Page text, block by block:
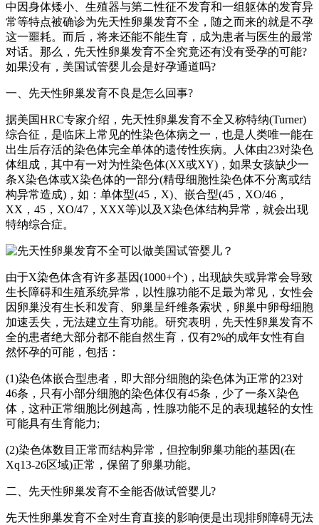
中因身体矮小、生殖器与第二性征不发育和一组躯体的发育异
常等特点被确诊为先天性卵巢发育不全，随之而来的就是不孕
这一噩耗。而后，将来还能不能生育，成为患者与医生的最常
对话。那么，先天性卵巢发育不全究竟还有没有受孕的可能?
如果没有，美国试管婴儿会是好孕通道吗?
一、先天性卵巢发育不良是怎么回事?
据美国HRC专家介绍，先天性卵巢发育不全又称特纳(Turner)
综合征，是临床上常见的性染色体病之一，也是人类唯一能在
出生后存活的染色体完全单体的遗传性疾病。人体由23对染色
体组成，其中有一对为性染色体(XX或XY)，如果女孩缺少一
条X染色体或X染色体的一部分(精母细胞性染色体不分离或结
构异常造成)，如：单体型(45，X)、嵌合型(45，XO/46，
XX，45，XO/47，XXX等)以及X染色体结构异常，就会出现
特纳综合症。
由于X染色体含有许多基因(1000+个)，出现缺失或异常会导致
生长障碍和生殖系统异常，以性腺功能不足最为常见，女性会
因卵巢没有生长和发育、卵巢呈纤维条索状，卵巢中卵母细胞
加速丢失，无法建立生育功能。研究表明，先天性卵巢发育不
全的患者绝大部分都不能自然生育，仅有2%的成年女性有自
然怀孕的可能，包括：
(1)染色体嵌合型患者，即大部分细胞的染色体为正常的23对
46条，只有小部分细胞的染色体仅有45条，少了一条X染色
体，这种正常细胞比例越高，性腺功能不足的表现越轻的女性
可能具有生育能力;
(2)染色体数目正常而结构异常，但控制卵巢功能的基因(在
Xq13-26区域)正常，保留了卵巢功能。
二、先天性卵巢发育不全能否做试管婴儿?
先天性卵巢发育不全对生育直接的影响便是出现排卵障碍无法